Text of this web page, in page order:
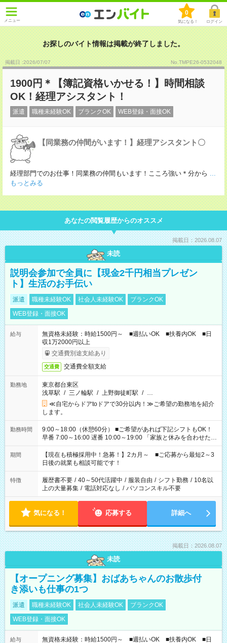
メニュー
0
気になる！ ログイン
お探しのバイト情報は掲載が終了しました。
掲載日 :2026/07/07 No.TMPE26-0532048
1900円＊【簿記資格いかせる！】時間相談
OK！経理アシスタント！
派遣 職種未経験OK ブランクOK WEB登録・面接OK
【同業務の仲間がいます！】経理アシスタント〇
経理部門でのお仕事！同業務の仲間もいます！こころ強い＊分から ...
もっとみる
あなたの閲覧履歴からのオススメ
掲載日：2026.08.07
未読
説明会参加で全員に【現金2千円相当プレゼン
ト】生活のお手伝い
派遣 職種未経験OK 社会人未経験OK
ブランクOK
WEB登録・面接OK
給与
無資格未経験：時給1500円～ ■週払いOK ■扶養内OK ■日
収1万2000円以上
交通費別途支給あり
交通費 交通費全額支給
勤務地
東京都台東区
浅草駅 / 三ノ輪駅 / 上野御徒町駅 / …
≪自宅からドアtoドアで30分以内！≫ご希望の勤務地を紹介
します。
勤務時間
9:00～18:00（休憩60分） ■ご希望があれば下記シフトもOK！
早番 7:00～16:00 遅番 10:00～19:00 「家族と休みを合わせた
い」 「余裕を持って夕飯の準備がしたい」 「できれば残業はし
たくない」 など、ご希望を教えてくださいね。 ※Wワーク希望
の方へ 今ご覧のお仕事で希望する勤務時間と、もう1つのお仕事
の勤務時間。 合計で週40時間を超える場合は応募できません。
期間
【現在も積極採用中！急募！】2カ月～ ■ご応募から最短2～3
日後の就業も相談可能です！
特徴 履歴書不要 / 40～50代活躍中 / 服装自由 / シフト勤務 / 10名以
上の大量募集 / 電話対応なし / パソコンスキル不要
気になる！ 応募する 詳細へ
掲載日：2026.08.07
未読
【オープニング募集】おばあちゃんのお散歩付
き添いも仕事の1つ
派遣 職種未経験OK 社会人未経験OK
ブランクOK
WEB登録・面接OK
給与
無資格未経験：時給1500円～ ■週払いOK ■扶養内OK ■日